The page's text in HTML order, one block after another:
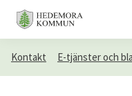
Kontakt E-tjänster och